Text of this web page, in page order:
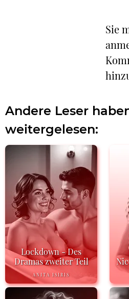
Sie
Andere Leser
weitergelesen:
Lockdown - Des
Dramas zweiter Teil
ANITA ISIRIS